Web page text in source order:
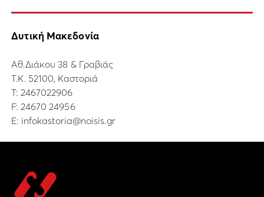
Δυτική Μακεδονία
Αθ.Διάκου 38 & Γραβιάς
Τ.Κ. 52100, Καστοριά
Τ: 2467022906
F: 24670 24956
E: infokastoria@noisis.gr